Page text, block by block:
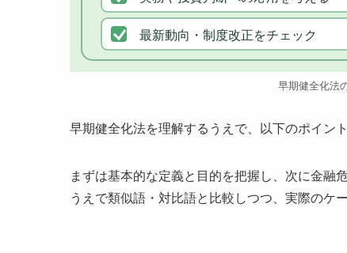
最新動向・制度改正をチェック
早期健全化法
早期健全化法を理解するうえで、以下のポイン
まずは基本的な定義と目的を把握し、次に金融
うえで類似語・対比語と比較しつつ、実際のケ